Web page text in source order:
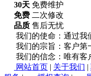
30天 免费维护
免费 二次修改
品质 售后无忧
我们的使命：通过我
我们的宗旨：客户第
我们的信念：唯有客
网站首页 | 关于我们 |